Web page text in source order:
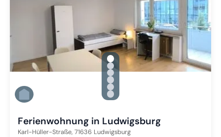
gallery.slide_selector
Zu Slide 1 wechseln
Zu Slide 2 wechseln
Zu Slide 3 wechseln
Zu Slide 4 wechseln
Zu Slide 5 wechseln
Zu Slide 6 wechseln
Ferienwohnung in Ludwigsburg
Karl-Hüller-Straße, 71636 Ludwigsburg